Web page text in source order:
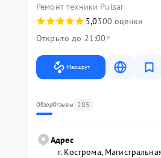
Ремонт техники Pulsar
5,0300 оценки
Открыто до 21:00
Маршрут
ОбзорОтзывы 285
Адрес
г. Кострома,